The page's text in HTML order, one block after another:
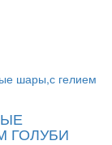
ГОЛУБИ